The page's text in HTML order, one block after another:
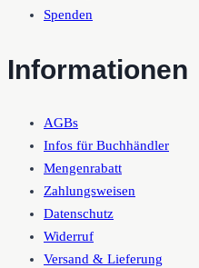
Spenden
Informationen
AGBs
Infos für Buchhändler
Mengenrabatt
Zahlungsweisen
Datenschutz
Widerruf
Versand & Lieferung